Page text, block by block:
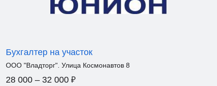
Бухгалтер на участок
ООО "Владторг". Улица Космонавтов 8
28 000 – 32 000 ₽